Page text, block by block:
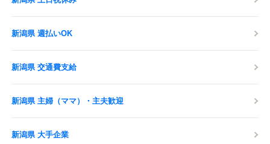
新潟県 週払いOK
新潟県 交通費支給
新潟県 主婦（ママ）・主夫歓迎
新潟県 大手企業